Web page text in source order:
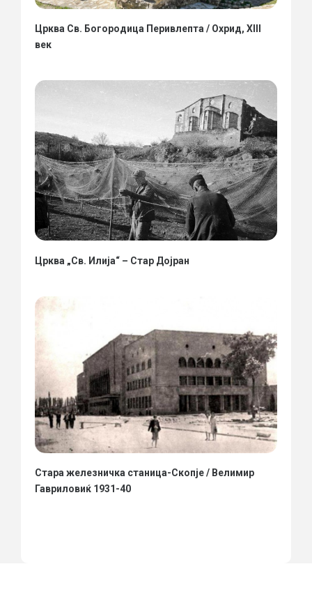
Црква Св. Богородица Перивлепта / Охрид, XIII
век
Црква „Св. Илија“ – Стар Дојран
Стара железничка станица-Скопје / Велимир
Гавриловиќ 1931-40